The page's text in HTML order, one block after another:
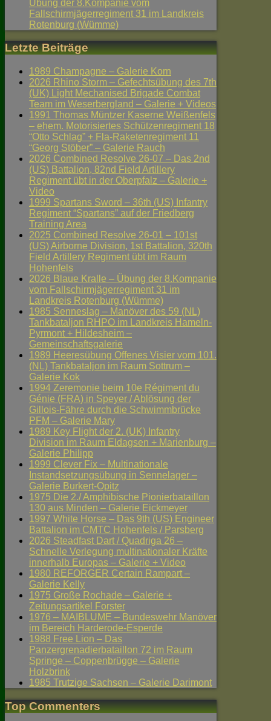
Übung der 8.Kompanie vom
Fallschirmjägerregiment 31 im Landkreis
Rotenburg (Wümme)
Letzte Beiträge
1989 Champagne – Galerie Korn
2026 Rhino Storm – Gefechtsübung des 7th
(UK) Light Mechanised Brigade Combat
Team im Weserbergland – Galerie + Videos
1991 Thomas Müntzer Kaserne Weißenfels
– ehem. Motorisiertes Schützenregiment 18
“Otto Schlag” + Fla-Raketenregiment 11
“Georg Stöber” – Galerie Rauch
2026 Combined Resolve 26-07 – Das 2nd
(US) Battalion, 82nd Field Artillery
Regiment übt in der Oberpfalz – Galerie +
Video
1999 Spartans Sword – 36th (US) Infantry
Regiment “Spartans” auf der Friedberg
Training Area
2025 Combined Resolve 26-01 – 101st
(US) Airborne Division, 1st Battalion, 320th
Field Artillery Regiment übt im Raum
Hohenfels
2026 Blaue Kralle – Übung der 8.Kompanie
vom Fallschirmjägerregiment 31 im
Landkreis Rotenburg (Wümme)
1985 Senneslag – Manöver des 59 (NL)
Tankbataljon RHPO im Landkreis Hameln-
Pyrmont + Hildesheim –
Gemeinschaftsgalerie
1989 Heeresübung Offenes Visier vom 101.
(NL) Tankbataljon im Raum Sottrum –
Galerie Kok
1994 Zeremonie beim 10e Régiment du
Génie (FRA) in Speyer / Ablösung der
Gillois-Fähre durch die Schwimmbrücke
PFM – Galerie Mary
1989 Key Flight der 2. (UK) Infantry
Division im Raum Eldagsen + Marienburg –
Galerie Philipp
1999 Clever Fix – Multinationale
Instandsetzungsübung in Sennelager –
Galerie Burkert-Opitz
1975 Die 2./ Amphibische Pionierbataillon
130 aus Minden – Galerie Eickmeyer
1997 White Horse – Das 9th (US) Engineer
Battalion im CMTC Hohenfels / Parsberg
2026 Steadfast Dart / Quadriga 26 –
Schnelle Verlegung multinationaler Kräfte
innerhalb Europas – Galerie + Video
1980 REFORGER Certain Rampart –
Galerie Kelly
1975 Große Rochade – Galerie +
Zeitungsartikel Forster
1976 – MAIBLUME – Bundeswehr Manöver
im Bereich Harderode-Esperde
1988 Free Lion – Das
Panzergrenadierbataillon 72 im Raum
Springe – Coppenbrügge – Galerie
Holzbrink
1985 Trutzige Sachsen – Galerie Darimont
Top Commenters